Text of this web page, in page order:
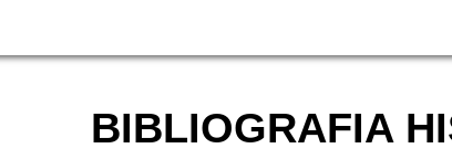
BIBLIOGRAFIA